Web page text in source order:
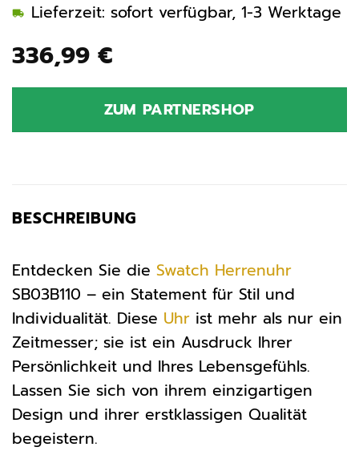
336,99 €
Lieferzeit: sofort verfügbar, 1-3 Werktage
ZUM PARTNERSHOP
BESCHREIBUNG
Entdecken Sie die Swatch Herrenuhr
SB03B110 – ein Statement für Stil und
Individualität. Diese Uhr ist mehr als nur ein
Zeitmesser; sie ist ein Ausdruck Ihrer
Persönlichkeit und Ihres Lebensgefühls.
Lassen Sie sich von ihrem einzigartigen
Design und ihrer erstklassigen Qualität
begeistern.